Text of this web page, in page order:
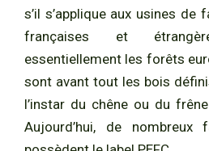
s’il s’applique aux usines de
françaises et
essentiellement les forêts
sont avant tout les bois
l’instar du chêne ou du
Aujourd’hui, de nombreux